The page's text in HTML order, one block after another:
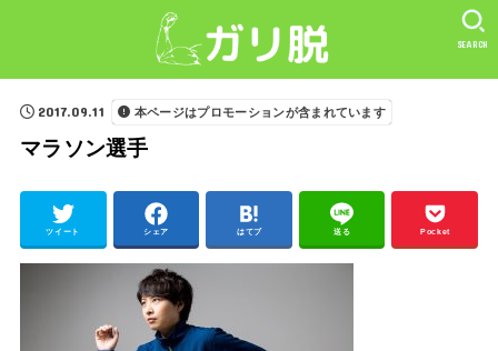
SEARCH
2017.09.11 本ページはプロモーションが含まれています
マラソン選手
ツイート シェア はてブ 送る Pocket